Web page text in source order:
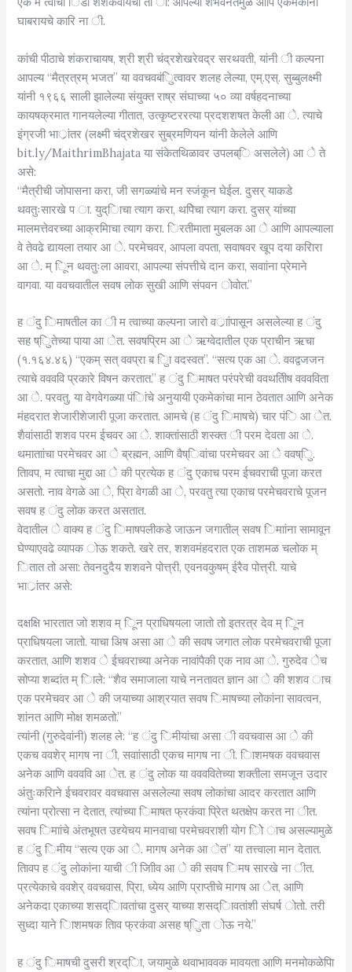
घाबरायचे कारि ना ी.
कांची पीठाचे शंकराचायष, श्री श्री चंद्रशेखरेवद्र सरथवती, यांनी ी कल्पना
आपल्य “मैत्रत्रम् भजत” या ववचवबंिुत्वावर शलह लेल्या, एम्.एस्. सुब्बुलक्ष्मी
यांनी १९६६ साली झालेल्या संयुक्त राष्र संघाच्या ५० व्या वर्षहदनाच्या
कायषक्रमात गानयलेल्या गीतात, उत्कृष्टररत्या प्रदशशषत केली आ े. त्याचे
इंग्रजी भार्ांतर (लक्ष्मी चंद्रशेखर सुब्रमणियन यांनी केलेले आणि
bit.ly/MaithrimBhajata या संकेतथिळावर उपलब्ि असलेले) आ े ते
असे:
“मैत्रीची जोपासना करा, जी सगळ्यांचे मन स्जंकून घेईल. दुसर् याकडे
थवतुःसारखे प ा. युद्िाचा त्याग करा, थपिेचा त्याग करा. दुसर् यांच्या
मालमत्तेवरच्या आक्रमिाचा त्याग करा. िरतीमाता मुबलक आ े आणि आपल्याला
वे तेवढे द्यायला तयार आ े. परमेचवर, आपला वपता, सवाषवर खूप दया करिारा
आ े. म् िून थवतुःला आवरा, आपल्या संपत्तीचे दान करा, सवाांना प्रेमाने
वागवा. या ववचवातील सवष लोक सुखी आणि संपवन ोवोत.”
ह ंदु िमाषतील का ी म त्वाच्या कल्पना जारो वर्ाांपासून असलेल्या ह ंदु
सह ष्िुतेच्या पाया आ ेत. सवषप्रिम आ े ऋग्वेदातील एक प्राचीन ऋचा
(१.१६४.४६) “एकम् सत् ववप्रा ब ुिा वदस्वत”. “सत्य एक आ े. ववद्वजजन
त्याचे ववववि प्रकारे विषन करतात.” ह ंदु िमाषत परंपरेची ववथतीिष वववविता
आ े. परवतु, या वेगवेगळ्या पंिांचे अनुयायी एकमेकांचा मान ठेवतात आणि अनेक
मंहदरात शेजारीशेजारी पूजा करतात. आमचे (ह ंदु िमाषचे) चार पंि आ ेत.
शैवांसाठी शशव परम ईचवर आ े. शाक्तांसाठी शस्क्त ी परम देवता आ े.
थमाताांचा परमेचवर आ े ब्रह्मन, आणि वैष्िवांचा परमेचवर आ े ववष्िु.
तिावप, म त्वाचा मुद्दा आ े की प्रत्येक ह ंदु एकाच परम ईचवराची पूजा करत
असतो. नाव वेगळे आ े, प्रिा वेगळी आ े, परवतु त्या एकाच परमेचवराचे पूजन
सवष ह ंदु लोक करत असतात.
वेदातील े वाक्य ह ंदु िमाषपलीकडे जाऊन जगातील् सवष िमाांना सामावून
घेण्याएवढे व्यापक ोऊ शकते. खरे तर, शशवमंहदरात एक ताशमळ चलोक म्
ितात तो असा: तेवनदुदैय शशवने पोत्त्री, एवनवकुषम् ईरैव पोत्त्री. याचे
भार्ांतर असे:
दक्षक्षि भारतात जो शशव म् िून प्राधिषयला जातो तो इतरत्र देव म् िून
प्राधिषयला जातो. याचा अिष असा आ े की सवष जगात लोक परमेचवराची पूजा
करतात, आणि शशव े ईचवराच्या अनेक नावांपैकी एक नाव आ े. गुरुदेव ेच
सोप्या शब्दांत म् िाले: “शैव समाजाला याचे ननतावत ज्ञान आ े की शशव ाच
एक परमेचवर आ े की जयाच्या आश्रयात सवष िमाषच्या लोकांना सावत्वन,
शांनत आणि मोक्ष शमळतो.”
त्यांनी (गुरुदेवांनी) शलह ले: “ह ंदु िमीयांचा असा ी ववचवास आ े की
एकच ववशेर् मागष ना ी, सवाांसाठी एकच मागष ना ी. िाशमषक ववचवास
अनेक आणि ववववि आ ेत. ह ंदु लोक या ववववितेच्या शक्तीला समजून उदार
अंतुःकरिाने ईचवरावर ववचवास असलेल्या सवष लोकांचा आदर करतात आणि
त्यांना प्रोत्सा न देतात, त्यांच्या िमाषत फ्रकंवा प्रिेत थतक्षेप करत ना ीत.
सवष िमाांचे अंतभूषत उद्द्येचय मानवाचा परमेचवराशी योग ोिे ाच असल्यामुळे
ह ंदु िमीय “सत्य एक आ े. मागष अनेक आ ेत” या तत्त्वाला मान देतात.
तिावप ह ंदु लोकांना याची ी जािीव आ े की सवष िमष सारखे ना ीत.
प्रत्येकाचे ववशेर् ववचवास, प्रिा, ध्येय आणि प्राप्तीचे मागष आ ेत, आणि
अनेकदा एकाच्या शसद्िावतांचा दुसर् याच्या शसद्िावतांशी संघर्ष ोतो. तरी
सुध्दा याने िाशमषक तिाव फ्रकंवा असह ष्िुता ोऊ नये.”
ह ंदु िमाषची दुसरी श्रद्िा, जयामुळे थवाभाववक मावयता आणि मनमोकळेपिा